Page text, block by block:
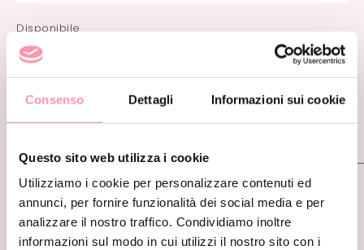
Consenso Dettagli Informazioni sui cookie
Questo sito web utilizza i cookie
Utilizziamo i cookie per personalizzare contenuti ed
annunci, per fornire funzionalità dei social media e per
analizzare il nostro traffico. Condividiamo inoltre
informazioni sul modo in cui utilizzi il nostro sito con i
Disponibile
PLASTICIZED
quantità
AGGIUNGI AL CARRELLO
CONDIZIONI NUOVO